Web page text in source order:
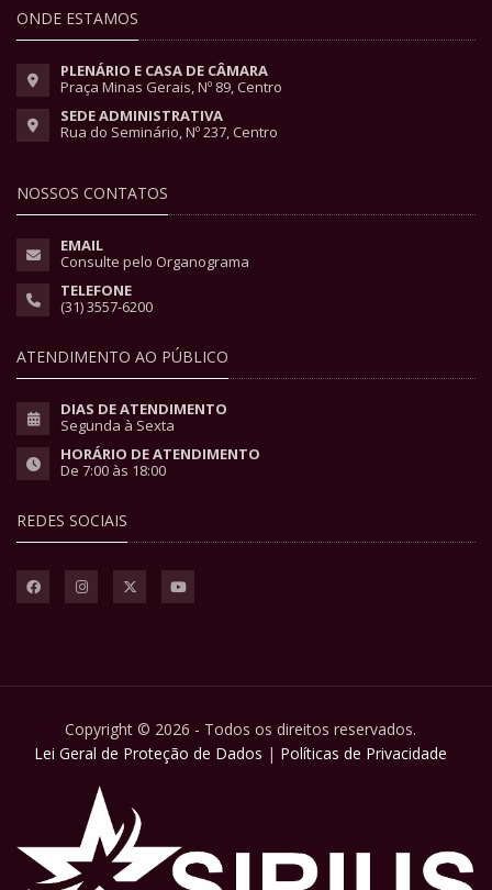
ONDE ESTAMOS
PLENÁRIO E CASA DE CÂMARA
Praça Minas Gerais, Nº 89, Centro
SEDE ADMINISTRATIVA
Rua do Seminário, Nº 237, Centro
NOSSOS CONTATOS
EMAIL
Consulte pelo Organograma
TELEFONE
(31) 3557-6200
ATENDIMENTO AO PÚBLICO
DIAS DE ATENDIMENTO
Segunda à Sexta
HORÁRIO DE ATENDIMENTO
De 7:00 às 18:00
REDES SOCIAIS
Copyright © 2026 - Todos os direitos reservados.
Lei Geral de Proteção de Dados | Políticas de Privacidade